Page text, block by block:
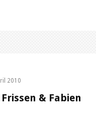
2010
& Fabien